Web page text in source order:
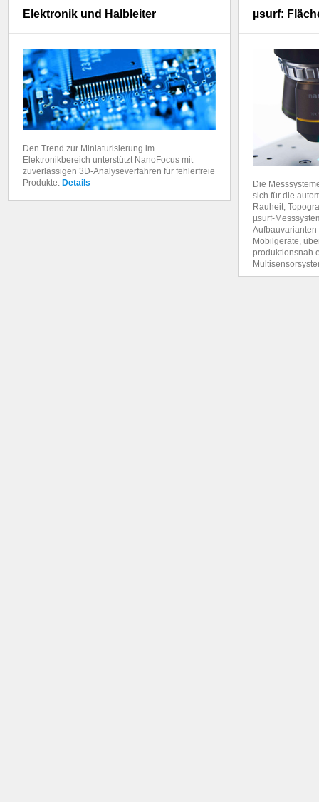
Elektronik und Halbleiter
Den Trend zur Miniaturisierung im
Elektronikbereich unterstützt NanoFocus mit
zuverlässigen 3D-Analyseverfahren für fehlerfreie
Produkte. Details
µsurf:
Die
sich für die
Rauheit,
µsurf-
Mobilgeräte,
produktionsnah